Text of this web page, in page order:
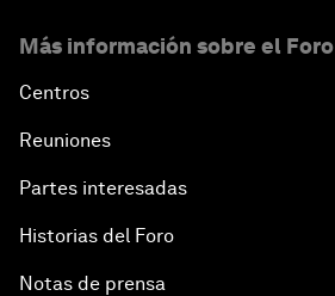
Más información sobre el Foro
Centros
Reuniones
Partes interesadas
Historias del Foro
Notas de prensa